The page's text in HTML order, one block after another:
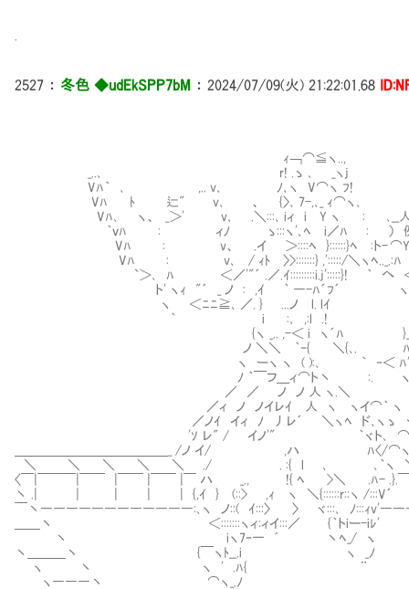
2527 ： 冬色 ◆udEkSPP7bM ： 2024/07/09(火) 21:22:01.68
ｨ￢⌒≦ヽ.., 〈_ﾉ
_..､ r! .ゝ ､ _ヽj {ﾆｦノ
Vﾊ｀ ､ ,.. v､ ﾉ､ヽ V⌒ヽ ﾌ! ﾊv'
Vﾊ ﾄ 辷" v､ 、 {〉､ 7-,､_ ｨ⌒ヽ､
Vﾊ､ ヽ、 _＞' v､ .＼:::､ iィ i Y ヽ : ､__人_人_人_人_人_
｀ｖﾊ : ィﾉ ゝ:::ヽ'､ﾍ i／ﾊ : ） 例え天の牡牛
Vﾊ : v、 .イ ＞::::ﾍ }::::::}ﾍ :ト-
Vﾊ : v､ / ｨﾄ 〉>:::::::} ,':::::/＼ヽﾍ.._.:ﾊ }､iﾊv´
`＞､ ﾊ ＜／'"´ .／.ｲ:::::::::i.j':::::}! ｀ へ ＜ﾊ
ト' ヽｨ "´ _ ノ : ,ｲ ｀ ―-ﾊ´ﾌ´ ヽ. ｀
ヽ ＜ﾆﾆ≧､ ／. } ...ノ l. lｲ }ﾍ ､
｀ i :､ ,:l .! }ﾌﾊ ヽ
{ヽ _.. ,-＜ i ヽ´ﾊ }_7 丶 ､__人_人_人
ノ ＼＼ ｀‐{ ＼{､. ﾊ' ) :. ） ガチ
ヽ ーヽ ヽ ( ):､ ｀ ‐
ﾉ ｀￣フ＿ィ⌒ト丶 :. ヽ ヽ ,:
／ ／ ノ ノ 人 ヽ.＼ ＼ `'
／ィ ノ ノイレｲ 人 ヽ ヽイ⌒｀ ヽ
／ノｲ イィ ﾉ 丿レ´ ＼ヽﾍ ド､ヽゝ
'ｿ レ" / イノ'" ｀ヾト､ ⌒ヽ
＿＿＿＿＿＿＿＿＿＿＿＿_ /ノ イ/ ,ハ ﾊ〈/⌒ヽ､)＿
＼ ＼ ＼ ＼ ＼ ./ . :{ l ､ ､｀ヽ
〈￣|￣￣￣|￣￣ |￣￣ |￣￣ |￣ ハ _., !{ ﾍ >＼ .ﾊ- .}.￣ |
丶 .| | | | | {,ｲ } (::> ,ｨ ヽ ＼{::::::r::ヽ
￣丶――――――――――――:､ヽ ノ::( ｲ:::〉 〉 ヾ:::､ ﾉ:::ｨ
＿＿丶 ＜:::::::ヽィ:ィイ:::／ {｀トiー-iﾚ'
丶 iヽ7ｰ一 ´ 丶ﾍ_/ ヽ
丶＿＿＿丶 {￣ヽﾄ__.i ヽ _ﾉ
ヽ 丶 ヽ ' .ﾊ{ ¨
ヽ―――丶 ⌒ヽ_.ﾉ